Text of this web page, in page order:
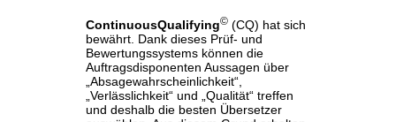
ContinuousQualifying© (CQ) hat sich
bewährt. Dank dieses Prüf- und
Bewertungssystems können die
Auftragsdisponenten Aussagen über
„Absagewahrscheinlichkeit“,
„Verlässlichkeit“ und „Qualität“ treffen
und deshalb die besten Übersetzer